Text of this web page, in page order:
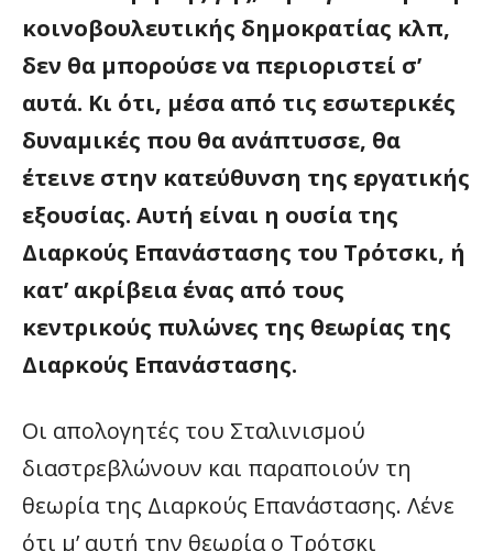
κοινοβουλευτικής δημοκρατίας κλπ,
δεν θα μπορούσε να περιοριστεί σ’
αυτά. Κι ότι, μέσα από τις εσωτερικές
δυναμικές που θα ανάπτυσσε, θα
έτεινε στην κατεύθυνση της εργατικής
εξουσίας. Αυτή είναι η ουσία της
Διαρκούς Επανάστασης του Τρότσκι, ή
κατ’ ακρίβεια ένας από τους
κεντρικούς πυλώνες της θεωρίας της
Διαρκούς Επανάστασης.
Οι απολογητές του Σταλινισμού
διαστρεβλώνουν και παραποιούν τη
θεωρία της Διαρκούς Επανάστασης. Λένε
ότι μ’ αυτή την θεωρία ο Τρότσκι